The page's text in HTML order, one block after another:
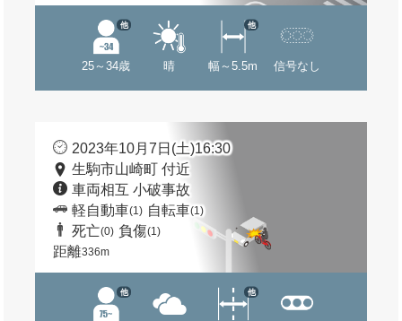
25～34歳
他
晴 幅～5.5m
他
信号なし
2023年10月7日(土)16:30
生駒市山崎町 付近
車両相互 小破事故
軽自動車(1) 自転車(1)
死亡(0) 負傷(1)
距離336m
他 他